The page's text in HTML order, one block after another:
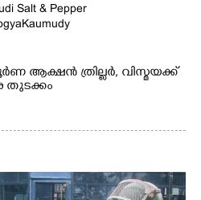
ആക്ഷൻ ത്രില്ലർ,​ വിസ്മയക്ക്
തുടക്കം